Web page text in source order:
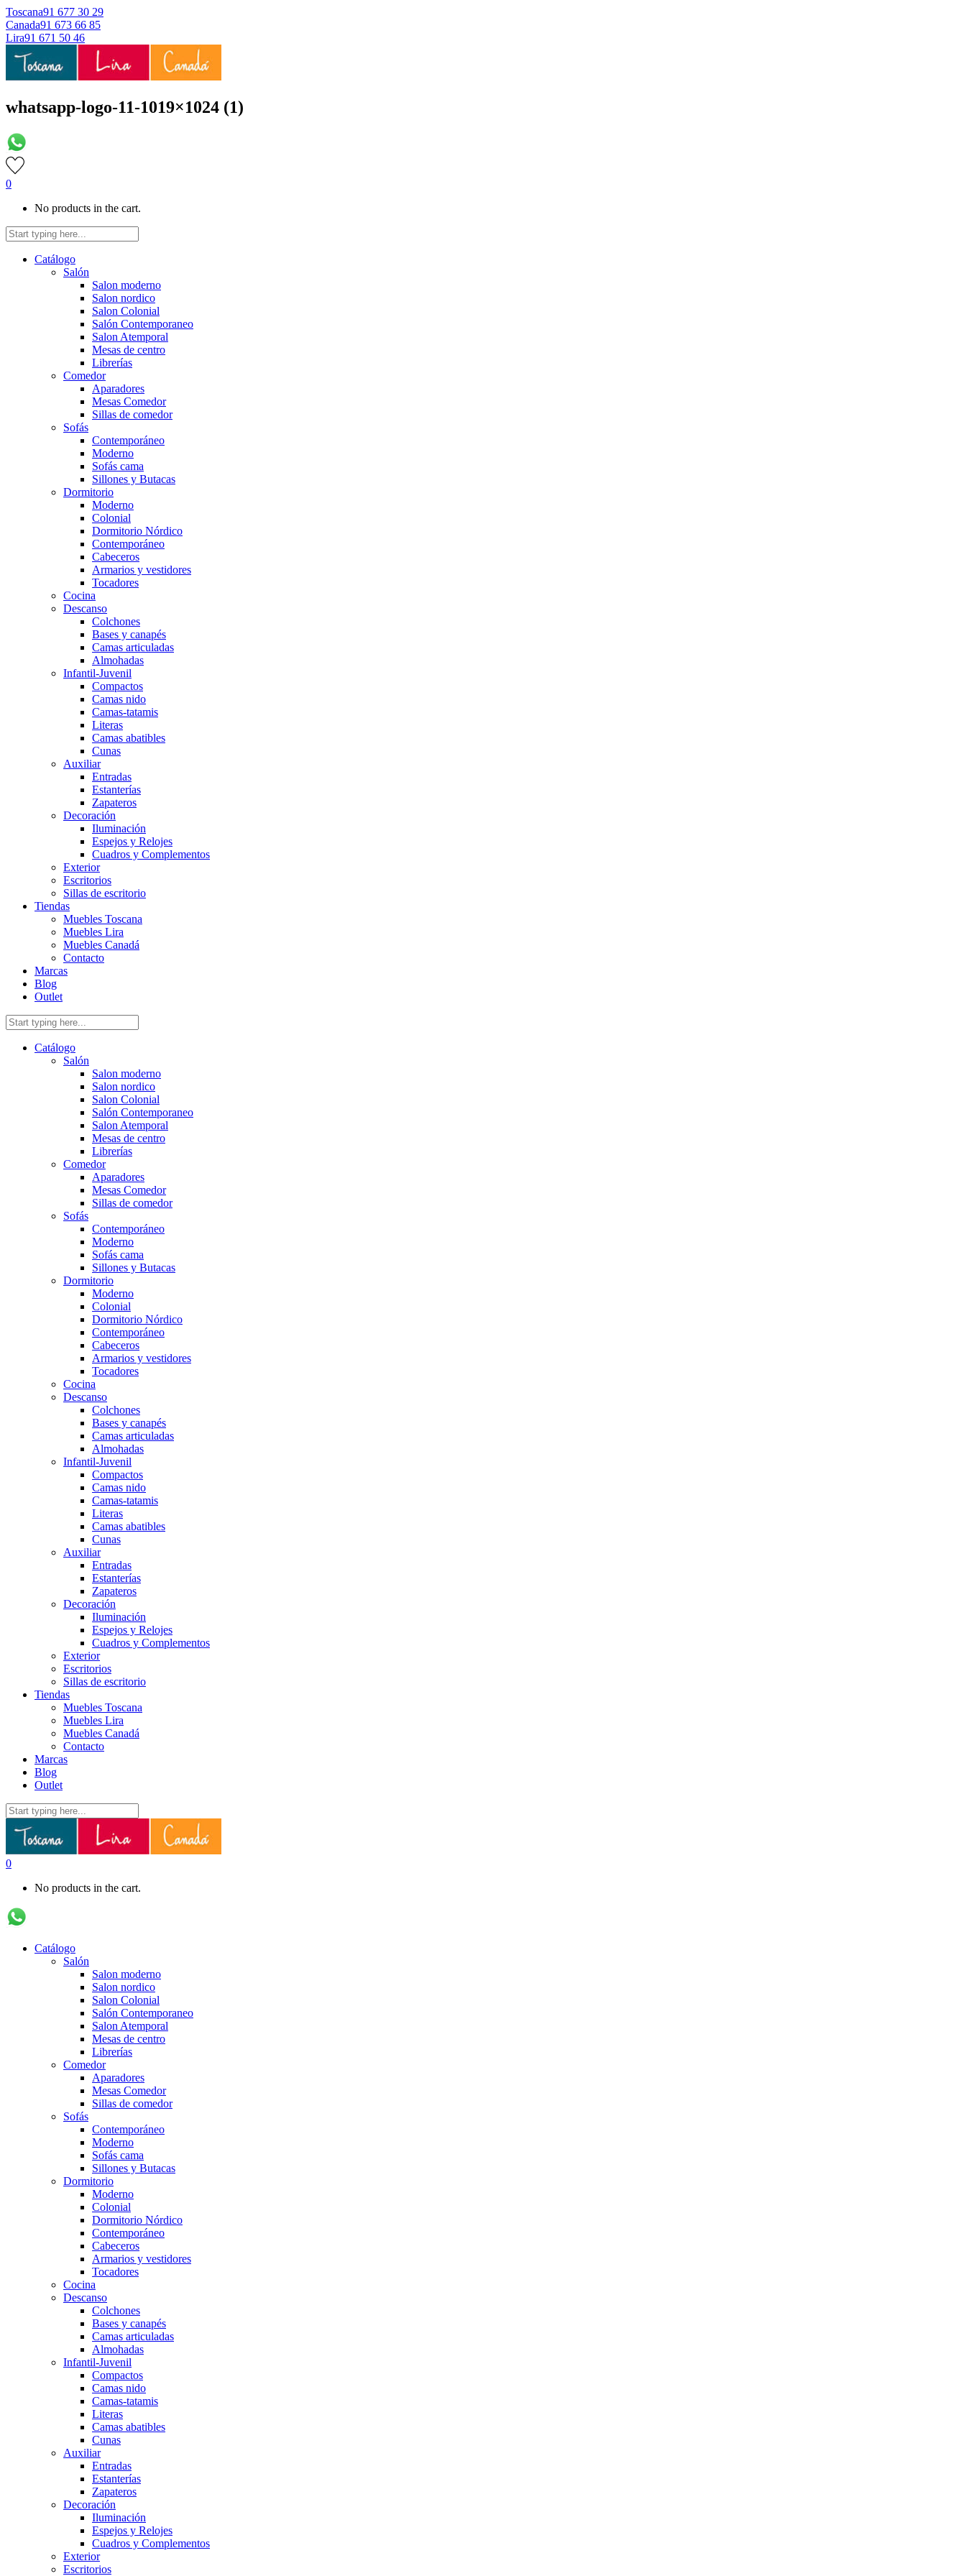
Toscana91 677 30 29
Canada91 673 66 85
Lira91 671 50 46
whatsapp-logo-11-1019×1024 (1)
0
No products in the cart.
Catálogo
Salón
Salon moderno
Salon nordico
Salon Colonial
Salón Contemporaneo
Salon Atemporal
Mesas de centro
Librerías
Comedor
Aparadores
Mesas Comedor
Sillas de comedor
Sofás
Contemporáneo
Moderno
Sofás cama
Sillones y Butacas
Dormitorio
Moderno
Colonial
Dormitorio Nórdico
Contemporáneo
Cabeceros
Armarios y vestidores
Tocadores
Cocina
Descanso
Colchones
Bases y canapés
Camas articuladas
Almohadas
Infantil-Juvenil
Compactos
Camas nido
Camas-tatamis
Literas
Camas abatibles
Cunas
Auxiliar
Entradas
Estanterías
Zapateros
Decoración
Iluminación
Espejos y Relojes
Cuadros y Complementos
Exterior
Escritorios
Sillas de escritorio
Tiendas
Muebles Toscana
Muebles Lira
Muebles Canadá
Contacto
Marcas
Blog
Outlet
Catálogo
Salón
Salon moderno
Salon nordico
Salon Colonial
Salón Contemporaneo
Salon Atemporal
Mesas de centro
Librerías
Comedor
Aparadores
Mesas Comedor
Sillas de comedor
Sofás
Contemporáneo
Moderno
Sofás cama
Sillones y Butacas
Dormitorio
Moderno
Colonial
Dormitorio Nórdico
Contemporáneo
Cabeceros
Armarios y vestidores
Tocadores
Cocina
Descanso
Colchones
Bases y canapés
Camas articuladas
Almohadas
Infantil-Juvenil
Compactos
Camas nido
Camas-tatamis
Literas
Camas abatibles
Cunas
Auxiliar
Entradas
Estanterías
Zapateros
Decoración
Iluminación
Espejos y Relojes
Cuadros y Complementos
Exterior
Escritorios
Sillas de escritorio
Tiendas
Muebles Toscana
Muebles Lira
Muebles Canadá
Contacto
Marcas
Blog
Outlet
0
No products in the cart.
Catálogo
Salón
Salon moderno
Salon nordico
Salon Colonial
Salón Contemporaneo
Salon Atemporal
Mesas de centro
Librerías
Comedor
Aparadores
Mesas Comedor
Sillas de comedor
Sofás
Contemporáneo
Moderno
Sofás cama
Sillones y Butacas
Dormitorio
Moderno
Colonial
Dormitorio Nórdico
Contemporáneo
Cabeceros
Armarios y vestidores
Tocadores
Cocina
Descanso
Colchones
Bases y canapés
Camas articuladas
Almohadas
Infantil-Juvenil
Compactos
Camas nido
Camas-tatamis
Literas
Camas abatibles
Cunas
Auxiliar
Entradas
Estanterías
Zapateros
Decoración
Iluminación
Espejos y Relojes
Cuadros y Complementos
Exterior
Escritorios